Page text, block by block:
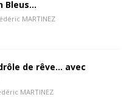
Bleus…
MARTINEZ
de rêve… avec
MARTINEZ